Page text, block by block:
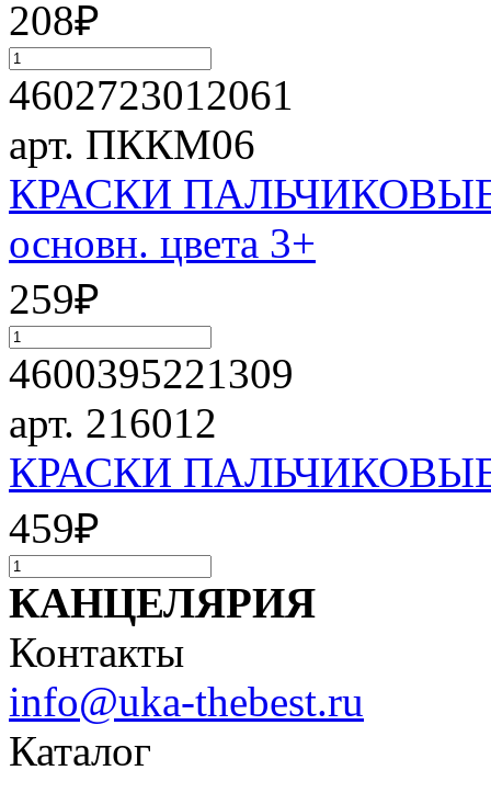
208₽
4602723012061
арт. ПККМ06
КРАСКИ ПАЛЬЧИКОВЫЕ
основн. цвета 3+
259₽
4600395221309
арт. 216012
КРАСКИ
459₽
КАНЦЕЛЯРИЯ
Контакты
info@uka-thebest.ru
Каталог